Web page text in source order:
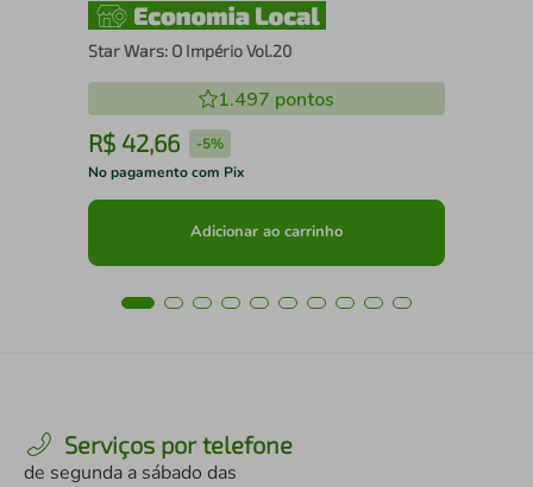
Star Wars: O Império Vol.20
1.497 pontos
R$ 42,66 -5%
No pagamento com Pix
Adicionar ao carrinho
Serviços por telefone
de segunda a sábado das